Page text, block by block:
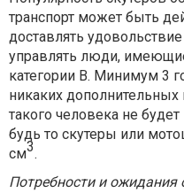
транспорт может быть
доставлять
управлять люди,
категории B. Минимум 3
никаких дополнительных
такого человека не
будь то скутеры или
см3.
Потребности и ожидания